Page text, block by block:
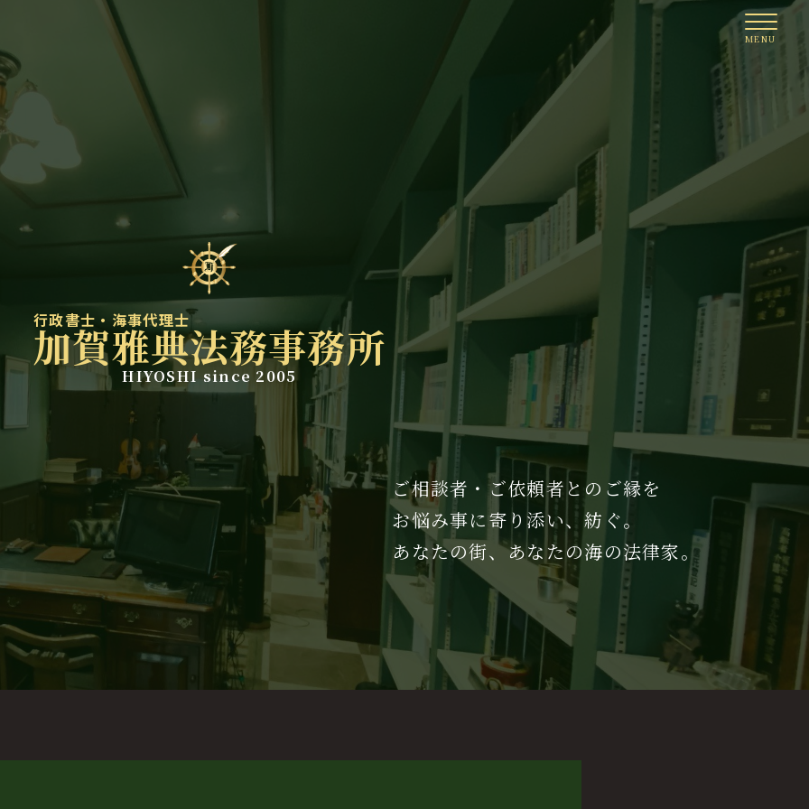
行政書士・海事代理士
加賀雅典法務事務所
HIYOSHI since 2005
ご相談者・ご依頼者とのご縁を
お悩み事に寄り添い、紡ぐ。
あなたの街、あなたの海の法律家。